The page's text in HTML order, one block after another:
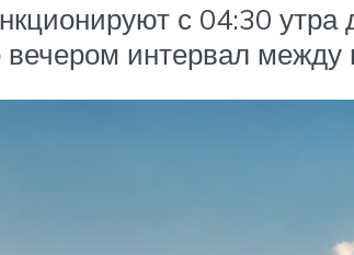
с 04:30
вечером интервал